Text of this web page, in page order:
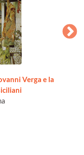
Verga e la